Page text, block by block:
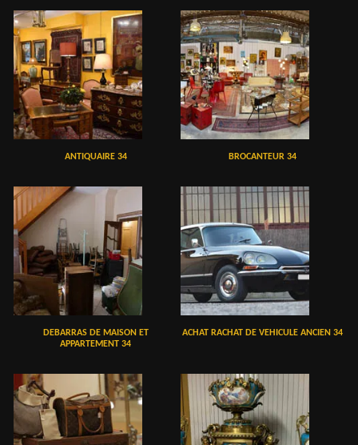
ANTIQUAIRE 34 BROCANTEUR 34
DEBARRAS DE MAISON ET
APPARTEMENT 34
ACHAT RACHAT DE VEHICULE ANCIEN 34